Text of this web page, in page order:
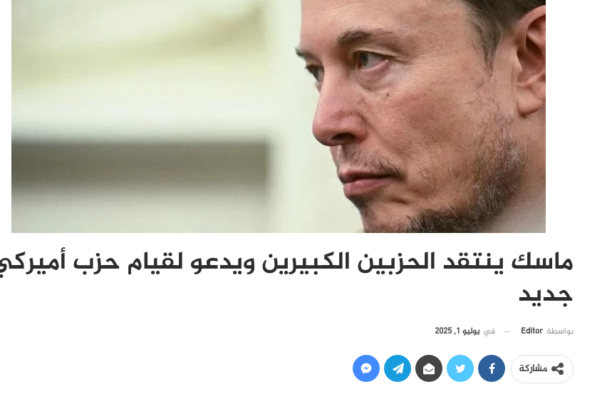
ماسك ينتقد الحزبين الكبيرين ويدعو لقيام حزب
جديد
بواسطة Editor في يوليو 1, 2025
مشاركة